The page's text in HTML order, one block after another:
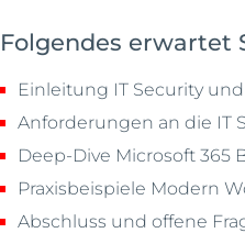
Folgendes erwartet
Einleitung IT Security
Anforderungen an die IT
Deep-Dive Microsoft 365
Praxisbeispiele Modern
Abschluss und offene